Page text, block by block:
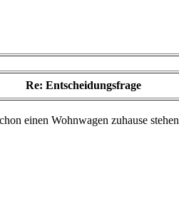
Re: Entscheidungsfrage
einen Wohnwagen zuhause stehen